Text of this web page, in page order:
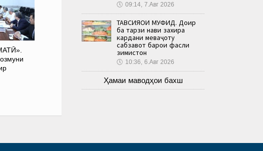
🕔 09:14, 7.Авг 2026
ТАВСИЯҲОИ МУФИД. Доир
ба тарзи нави захира
кардани меваҷоту
сабзавот барои фасли
зимистон
🕔 10:36, 6.Авг 2026
Ҳамаи маводҳои бахш